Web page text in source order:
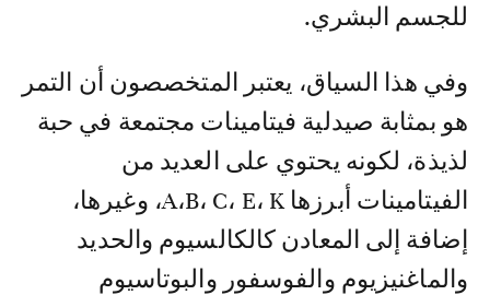
للجسم البشري.
وفي هذا السياق، يعتبر المتخصصون أن التمر
هو بمثابة صيدلية فيتامينات مجتمعة في حبة
لذيذة، لكونه يحتوي على العديد من
الفيتامينات أبرزها A،B، C، E، K، وغيرها،
إضافة إلى المعادن كالكالسيوم والحديد
والماغنيزيوم والفوسفور والبوتاسيوم